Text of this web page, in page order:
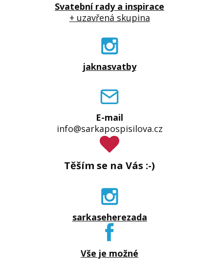
Svatební rady a inspirace
+ uzavřená skupina
jaknasvatby
E-mail
info@sarkapospisilova.cz
Těším se na Vás :-)
sarkaseherezada
Vše je možné